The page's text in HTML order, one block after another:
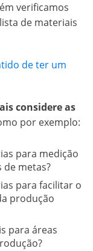
verificamos
de materiais
de ter um
considere as
por exemplo:
para medição
metas?
para facilitar o
produção
para áreas